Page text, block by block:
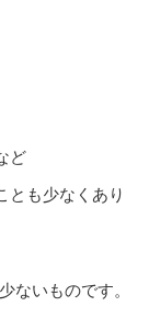
ど
とも少なくあり
ないものです。